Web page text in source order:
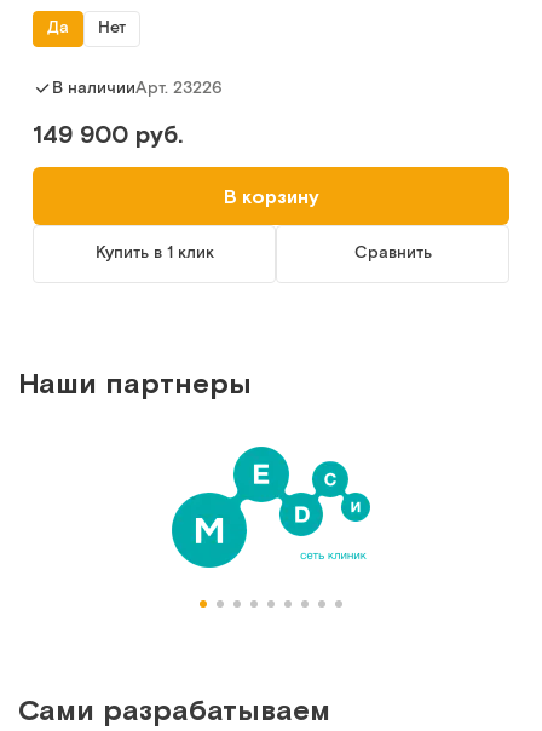
Да
Нет
В наличииАрт. 23226
149 900 руб.
В корзину
Купить в 1 клик Сравнить
Наши партнеры
Сами разрабатываем